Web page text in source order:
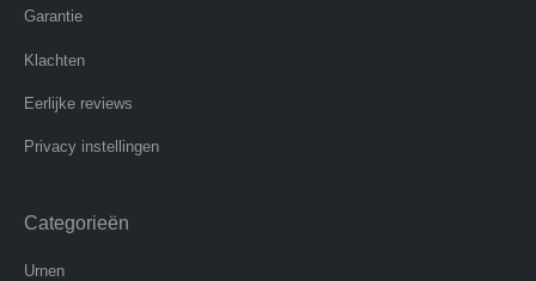
Garantie
Klachten
Eerlijke reviews
Privacy instellingen
Categorieën
Urnen